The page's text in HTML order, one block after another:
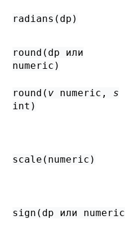
radians( dp )
round( dp или
numeric )
round( v numeric , s
int )
scale( numeric )
sign( dp или numeric